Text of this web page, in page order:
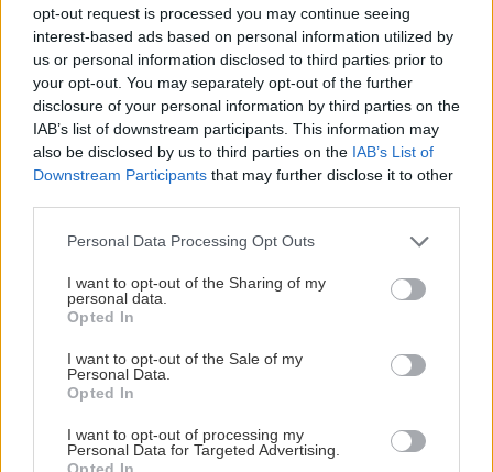
opt-out request is processed you may continue seeing
interest-based ads based on personal information utilized by
us or personal information disclosed to third parties prior to
your opt-out. You may separately opt-out of the further
disclosure of your personal information by third parties on the
IAB’s list of downstream participants. This information may
also be disclosed by us to third parties on the IAB’s List of
Downstream Participants that may further disclose it to other
Please note that this website/app uses one or more Google
not limited to your visit or usage behaviour. You may click to
grant or deny consent to Google and its third-party tags to
use your data for below specified purposes in below Google
consent section.
Personal Data Processing Opt Outs
I want to opt-out of the Sharing of my
personal data.
Opted In
I want to opt-out of the Sale of my
Personal Data.
Opted In
I want to opt-out of processing my
Personal Data for Targeted Advertising.
Opted In
Το Ναύπλιο είναι, επίσης, σούπερ ρομαντικός
προορισμός, οπότε αν η μονοήμερή σου είναι
υπόθεση… για δύο, τότε σε στέλνουμε συστημένο
εκεί. Θα περπατήσετε στα όμορφα πλακόστρωτα
της παλιάς πόλης, θα χαζέψετε δίπλα από τα
σπίτι του Κολοκοτρώνη), κι αν θέλετε να
γυμναστείτε και παρέα – δεν κρίνουμε,
προτείνουμε – θα ανεβείτε και τα 999 σκαλοπάτια
του Παλαμηδίου. Εντάξει, υπάρχει και δρόμος για
μην λαχανιάζεις πάνω απ’ το PC.